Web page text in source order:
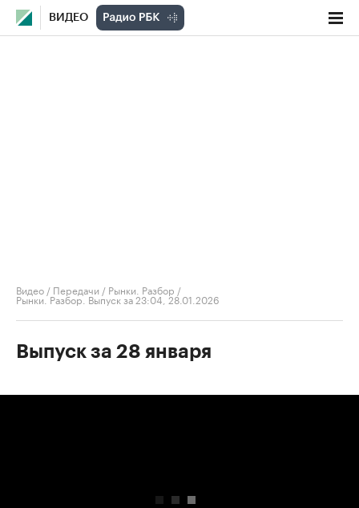
ВИДЕО
Видео / Передачи / Рынки. Разбор /
Рынки. Разбор. Выпуск за 23:04, 28.01.2026
Выпуск за 28 января